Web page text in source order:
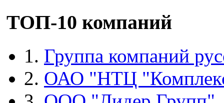
ТОП-10 компаний
1. Группа компаний
2. ОАО "НТЦ